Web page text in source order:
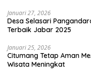
Januari 27, 2026
Desa Selasari
Terbaik Jabar 2025
Januari 25, 2026
Citumang Tetap Aman
Wisata Meningkat